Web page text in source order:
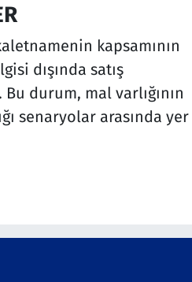
kapsamının
dışında satış
durum, mal varlığının
senaryolar arasında yer